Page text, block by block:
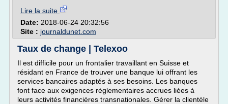
Lire la suite
Date: 2018-06-24 20:32:56
Site : journaldunet.com
Taux de change | Telexoo
Il est difficile pour un frontalier travaillant en Suisse et
résidant en France de trouver une banque lui offrant les
services bancaires adaptés à ses besoins. Les banques
font face aux exigences réglementaires accrues liées à
leurs activités financières transnationales. Gérer la clientèle